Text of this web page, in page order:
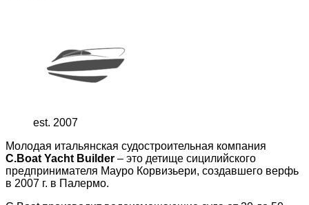
est. 2007
Молодая итальянская судостроительная компания
C.Boat Yacht Builder – это детище сицилийского
предпринимателя Мауро Корвизьери, создавшего верфь
в 2007 г. в Палермо.